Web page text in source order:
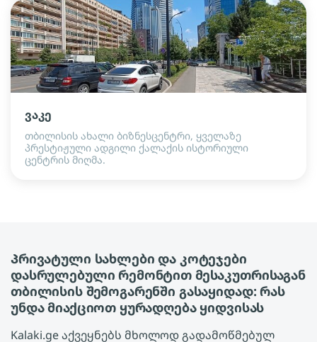
ვაკე
თბილისის ახალი ბიზნესცენტრი, ყველაზე
პრესტიჟული ადგილი ქალაქის ისტორიული
ცენტრის მიღმა.
Პრივატული სახლები და კოტეჯები
დასრულებული რემონტით მესაკუთრისაგან
თბილისის შემოგარენში გასაყიდად: რას
უნდა მიაქციოთ ყურადღება ყიდვისას
Kalaki.ge აქვეყნებს მხოლოდ გადამოწმებულ